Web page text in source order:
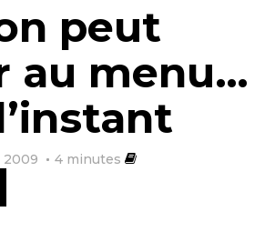
peut
au menu…
2009 4 minutes
SUR FACEBOOK
SUR LINKEDIN